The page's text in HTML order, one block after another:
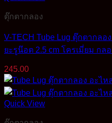
ตุ๊กตากลอง
V-TECH Tube Lug ตุ๊กตากลอ
ยะรูน๊อต 2.5 cm โครเมี่ยม กล
245.00
Quick View